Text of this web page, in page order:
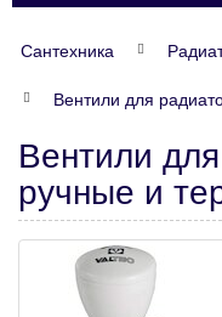
Сантехника
Вентили для
Вентили
ручные и